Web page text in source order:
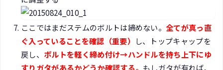
ここではまだステムのボルトは締めない。 全てが真っ直
ぐ入っていることを確認（重要） し、トップキャップを
戻し、 ボルトを軽く締め付け→ハンドルを持ち上下にゆ
すりガタがあるかどうか確認する。 もしガタが有れば、